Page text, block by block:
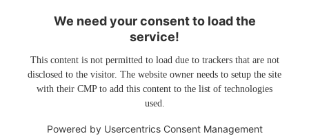
We need your consent to load the
service!
This content is not permitted to load due to trackers that are not
disclosed to the visitor. The website owner needs to setup the site
with their CMP to add this content to the list of technologies
used.
Powered by Usercentrics Consent Management